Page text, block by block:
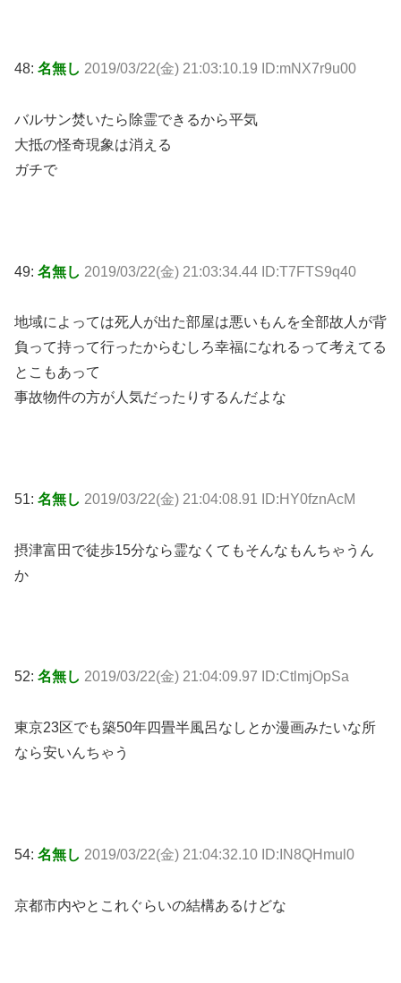
48: 名無し 2019/03/22(金) 21:03:10.19 ID:mNX7r9u00
バルサン焚いたら除霊できるから平気
大抵の怪奇現象は消える
ガチで
49: 名無し 2019/03/22(金) 21:03:34.44 ID:T7FTS9q40
地域によっては死人が出た部屋は悪いもんを全部故人が背
負って持って行ったからむしろ幸福になれるって考えてる
とこもあって
事故物件の方が人気だったりするんだよな
51: 名無し 2019/03/22(金) 21:04:08.91 ID:HY0fznAcM
摂津富田で徒歩15分なら霊なくてもそんなもんちゃうん
か
52: 名無し 2019/03/22(金) 21:04:09.97 ID:CtlmjOpSa
東京23区でも築50年四畳半風呂なしとか漫画みたいな所
なら安いんちゃう
54: 名無し 2019/03/22(金) 21:04:32.10 ID:IN8QHmul0
京都市内やとこれぐらいの結構あるけどな